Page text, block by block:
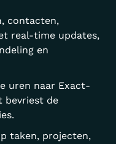
contacten,
real-time updates,
en
uren naar Exact-
bevriest de
taken, projecten,